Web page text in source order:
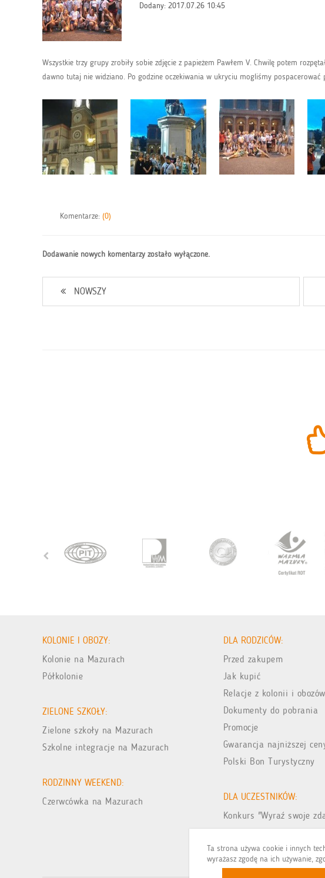
Ta strona używa cookie i innych
wyrażasz zgodę na ich używanie,
Dodany: 2017.07.26 10:45
Wszystkie trzy grupy zrobiły sobie zdjęcie z papieżem Pawłem V. Chwilę potem
dawno tutaj nie widziano. Po godzine oczekiwania w ukryciu mogliśmy
Komentarze: (0)
Dodawanie nowych komentarzy zostało wyłączone.
NOWSZY
KOLONIE I OBOZY:
Kolonie na Mazurach
Półkolonie
ZIELONE SZKOŁY:
Zielone szkoły na Mazurach
Szkolne integracje na Mazurach
RODZINNY WEEKEND:
Czerwcówka na Mazurach
DLA RODZICÓW:
Przed zakupem
Jak kupić
Relacje z kolonii i obozów
Dokumenty do pobrania
Promocje
Gwarancja najniższej
Polski Bon Turystyczny
DLA UCZESTNIKÓW:
Konkurs "Wyraź swoje
Galeria zdjęć z wakacji